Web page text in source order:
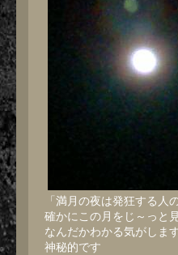
「満月の夜は発狂する人
確かにこの月をじ～っと
なんだかわかる気がしま
神秘的です